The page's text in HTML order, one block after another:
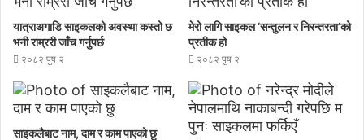
यात्राअगाडि साइकलको अवस्था कस्तो छ
भनी राम्ररी जाँच गर्नुपर्छ
२०८२ पुष २
मेरो लागि साइकल ‘सन्तुलन र निरन्तरता’को
प्रतीक हो
२०८२ पुष २
साइकलैबाट नाम, दाम र काम पाएको छु